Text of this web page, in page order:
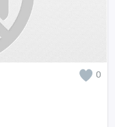
0